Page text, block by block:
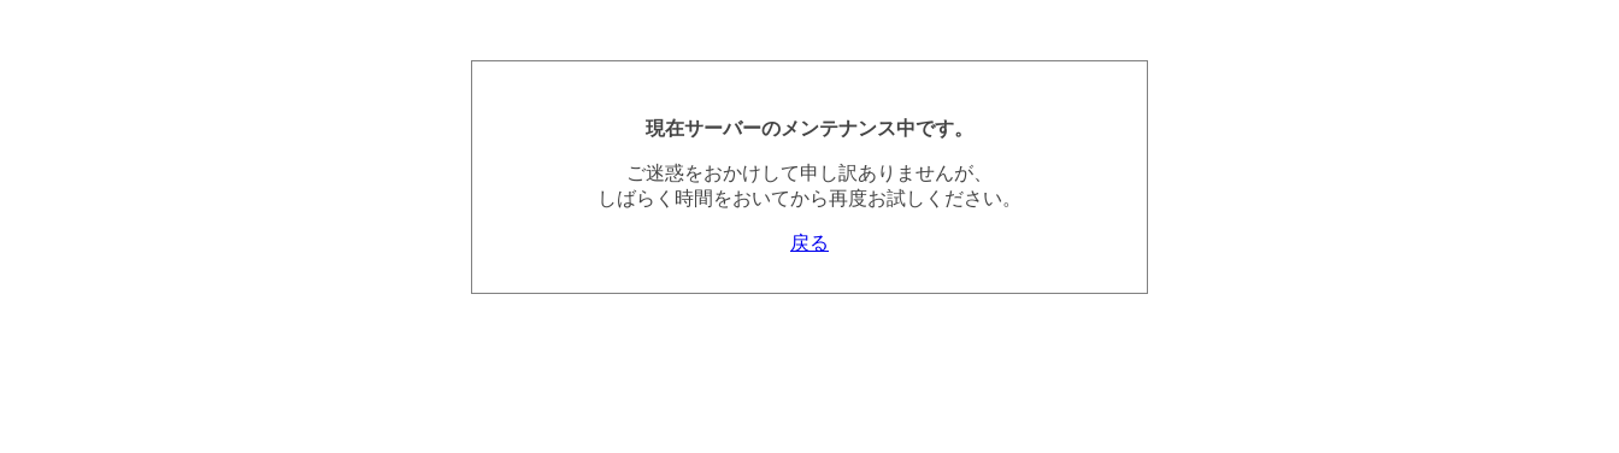
現在サーバーのメンテナンス中です。
ご迷惑をおかけして申し訳ありませんが、
しばらく時間をおいてから再度お試しください。
戻る